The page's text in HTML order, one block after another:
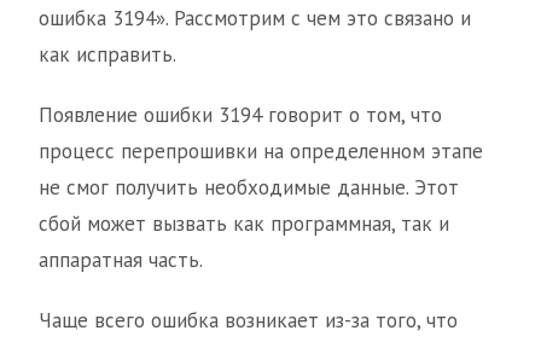
ошибка 3194». Рассмотрим с чем это связано и
как исправить.
Появление ошибки 3194 говорит о том, что
процесс перепрошивки на определенном этапе
не смог получить необходимые данные. Этот
сбой может вызвать как программная, так и
аппаратная часть.
Чаще всего ошибка возникает из-за того, что